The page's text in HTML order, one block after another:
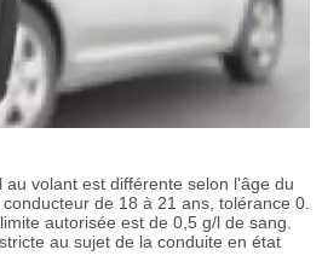
volant est différente selon l'âge du
de 18 à 21 ans, tolérance 0.
autorisée est de 0,5 g/l de sang.
au sujet de la conduite en état